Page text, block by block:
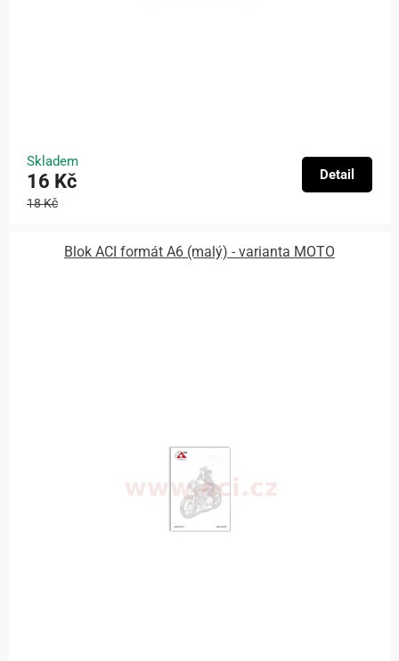
Skladem
16 Kč
18 Kč
Detail
Blok ACI formát A6 (malý) - varianta MOTO